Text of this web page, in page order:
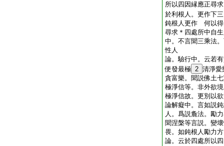
所以四因縁應正尋
於利根人。更作下
鈍根人更作 何以得
尋求＊四處所中自
中。不言聞三乘法
性人
論。驗行中。云若
便發最極 2 清淨愛
貪富樂。聞説佛土
極淨信等。非外欲
極淨信故。更別以
論解癡中。言如説
人。爲説麁法。勵
聞涅槃等言説。變
畏。如鈍根人勵力
論。云於四處所以